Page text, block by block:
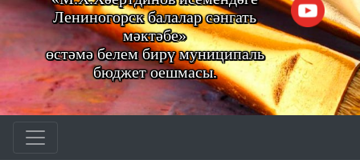
Лениногорск балалар сәнгать
мәктәбе»
өстәмә белем бирү муниципаль
бюджет оешмасы.